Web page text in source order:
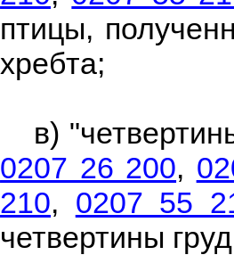
птицы,
хребта;
в)
0207 26 200,
210, 0207 55
четвертины